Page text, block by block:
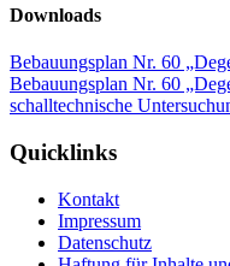
Downloads
Bebauungsplan Nr. 60
Bebauungsplan Nr. 60
schalltechnische
Quicklinks
Kontakt
Impressum
Datenschutz